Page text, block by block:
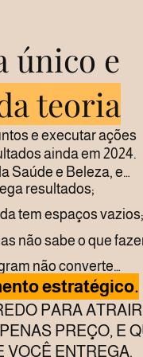
único e
teoria
e executar ações
ainda em 2024.
Saúde e Beleza, e…
resultados;
tem espaços vazios;
não sabe o que
não converte…
estratégico.
PARA ATRAIR
PREÇO, E
VOCÊ ENTREGA.